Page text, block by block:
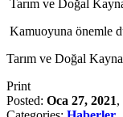
Tarım ve Doğal
Kamuoyuna önemle
Tarım ve Doğal
Print
Posted: Oca 27, 2021,